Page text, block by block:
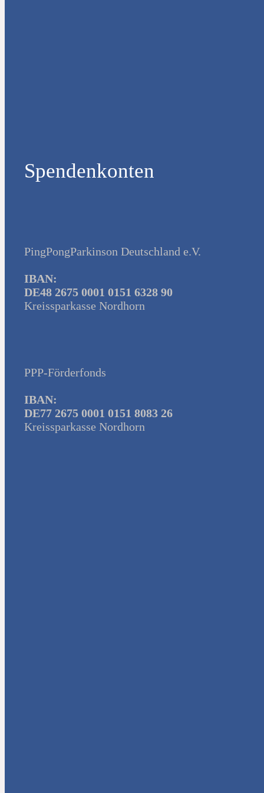
Spendenkonten
PingPongParkinson Deutschland e.V.
IBAN:
DE48 2675 0001 0151 6328 90
Kreissparkasse Nordhorn
PPP-Förderfonds
IBAN:
DE77 2675 0001 0151 8083 26
Kreissparkasse Nordhorn